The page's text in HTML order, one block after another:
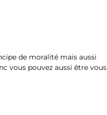
de moralité mais aussi
vous pouvez aussi être vous